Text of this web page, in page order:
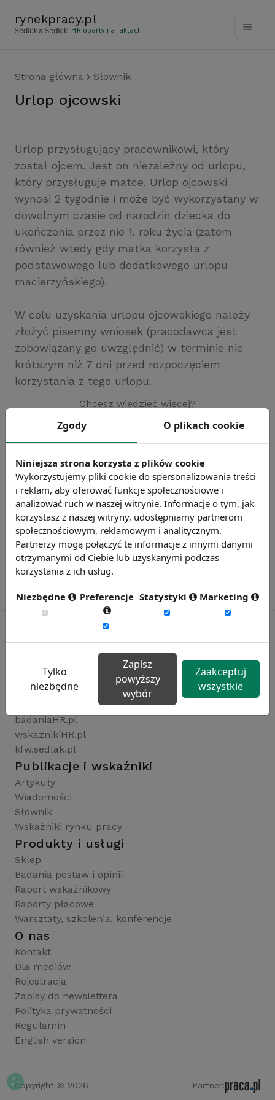
rynekpracy.pl
- HR oparty na faktach
Strona główna Słownik
urlop ojcowski
Urlop przysługujący pracownikowi, który
został ojcem. Jest on niezależny od urlopu,
który przysługuje matce. Urlop ojcowski
wynosi 2 tygodnie i może być wykorzystany w
dowolnym czasie od narodzin dziecka do
ukończenia przez nie 1. roku życia (zatem
również wtedy gdy matka korzysta z
podstawowego lub dodatkowego urlopu
macierzyńskiego).
W celu uzyskania urlopu ojcowskiego należy
złożyć pisemny wniosek (pracodawca jest
zobowiązany go uwzględnić) w terminie nie
krótszym niż 7 dni przed rozpoczęciem
korzystania z tego urlopu.
Chcesz wiedzieć więcej?
Rynekpracy.pl
sedlak.pl
wynagrodzenia.pl
raportyplacowe.pl
badaniaHR.pl
wskaznikiHR.pl
kfw.sedlak.pl
Publikacje i wskaźniki
Artykuły
Wiadomości
Słownik
Wskaźniki rynku pracy
Produkty i usługi
Sklep
Badania postaw i opinii
Raport wskaźnikowy
Raporty płacowe
Warsztaty, szkolenia, konferencje
O nas
Kontakt
Dla mediów
Rejestracja
Zapisy do newslettera
Polityka prywatności
Regulamin
English version
Copyright © 2026 Partner:
Zgody O plikach cookie
Niniejsza strona korzysta z plików cookie
Wykorzystujemy pliki cookie do spersonalizowania treści
i reklam, aby oferować funkcje społecznościowe i
analizować ruch w naszej witrynie. Informacje o tym, jak
korzystasz z naszej witryny, udostępniamy partnerom
społecznościowym, reklamowym i analitycznym.
Partnerzy mogą połączyć te informacje z innymi danymi
otrzymanymi od Ciebie lub uzyskanymi podczas
korzystania z ich usług.
Niezbędne Preferencje Statystyki Marketing
Tylko
niezbędne
Zapisz
powyższy
wybór
Zaakceptuj
wszystkie